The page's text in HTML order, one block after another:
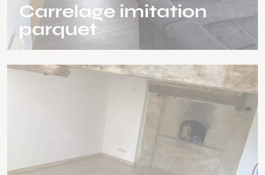
Carrelage imitation
parquet